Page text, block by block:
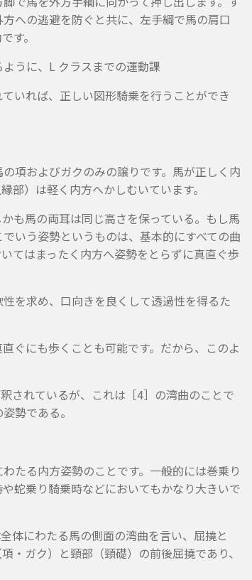
への逃避を防ぐと共に、左手綱で馬の肩口
す。
うに、L クラスまでの運動課
いれば、正しい図形騎乗を行うことができ
項およびガクのみの譲りです。馬が正しく内
部）は軽く内方へかしむいています。
も馬の両耳は同じ高さを保っている。もし馬
いう姿勢というものは、基本的にすべての曲
てはまったく内方へ姿勢をとらずに真直ぐ歩
を求め、口向きを良くして透過性を得るた
ぐにも歩くことも可能です。だから、このよ
されているが、これは［4］の湾曲のことで
勢である。
たる内方姿勢のことです。一般的には巻乗り
蛇乗り騎乗時などにおいてもかなり大きいで
体にわたる馬の側面の湾曲を言い、屈撓と
・ガク）と頸部（頸礎）の前後屈撓であり、